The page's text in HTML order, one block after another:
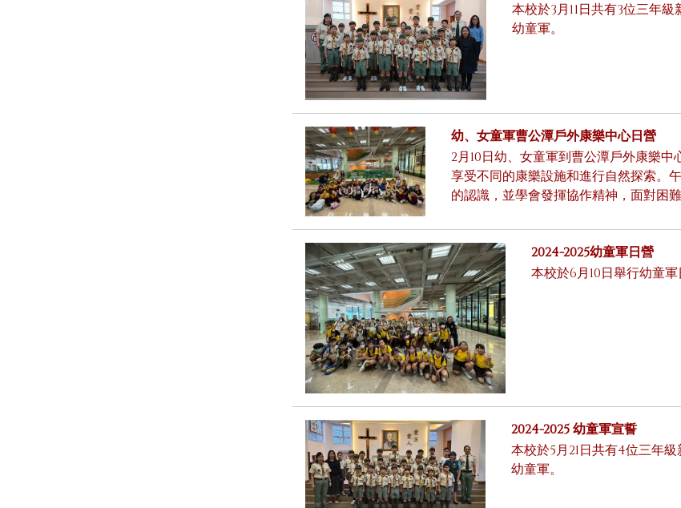
本校於3月11日共有3位三年
幼童軍。
幼、女童軍曹公潭戶外康樂中心日營
2月10日幼、女童軍到曹公潭戶外康樂
享受不同的康樂設施和進行自然探索。
的認識，並學會發揮協作精神，面對困難
2024-2025幼童軍日營
本校於6月10日舉行幼童
2024-2025 幼童軍宣誓
本校於5月21日共有4位三年
幼童軍。